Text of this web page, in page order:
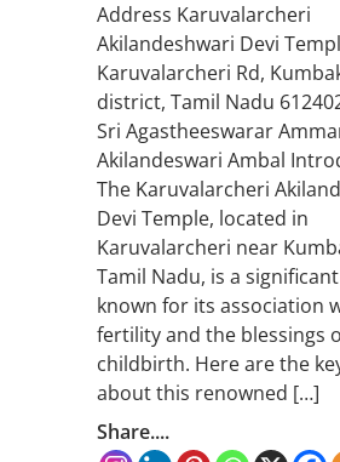
Address Karuvalarcheri
Akilandeshwari Devi
Karuvalarcheri Rd,
district, Tamil Nadu
Sri Agastheeswarar
Akilandeswari Ambal
The Karuvalarcheri
Devi Temple, located in
Karuvalarcheri near
Tamil Nadu, is a
known for its association
fertility and the blessings
childbirth. Here are the
about this renowned […]
Share....